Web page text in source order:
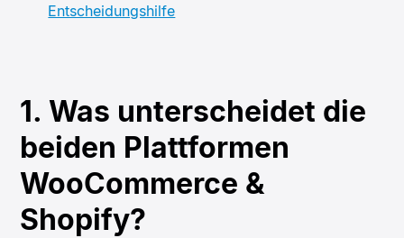
Entscheidungshilfe
1. Was unterscheidet die
beiden Plattformen
WooCommerce &
Shopify?